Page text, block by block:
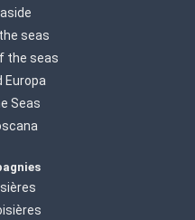
seas
the seas
Europa
Seas